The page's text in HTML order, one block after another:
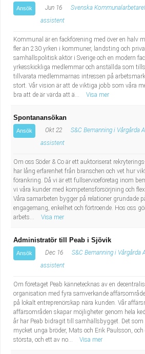
Ansök Jun 16 Svenska
assistent
Kommunal är en fackförening med över en halv
fler än 230 yrken i kommuner, landsting och
samhällspolitisk aktör i Sverige och en modern
yrkesskickliga medlemmar och anställda som
tillvarata medlemmarnas intressen på
stort. Vår vision är att de viktiga jobb som våra
bra att de är värda att ä...
Visa mer
Spontanansökan
Ansök Okt 22 S&C Bemanning i Vårgårda
assistent
Om oss Söder & Co är ett auktoriserat
har lång erfarenhet från branschen och vet hur
förankring. Då vi är ett fullserviceföretag inom
vi våra kunder med kompetensförsörjning och
Våra samarbeten bygger på relationer grundade
engagemang, enkelhet och förtroende. Hos oss
arbets...
Visa mer
Administratör till Peab i Sjövik
Ansök Dec 16 S&C Bemanning i Vårgårda
assistent
Om företaget Peab kännetecknas av en
organisation med fyra samverkande
på lokalt entreprenörskap nära kunden. Vår
affärsområden skapar möjligheter genom hela
år har Peab bidragit till samhällsbygget. Det
mycket unga bröder, Mats och Erik Paulsson,
största, och ett av no...
Visa mer